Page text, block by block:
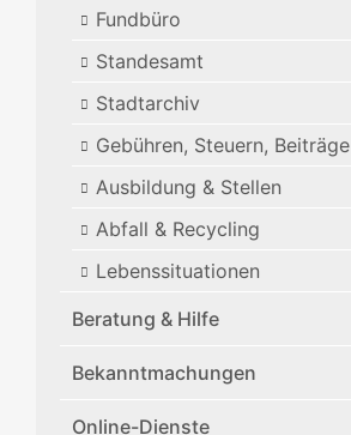
Fundbüro
Standesamt
Stadtarchiv
Gebühren, Steuern, Beiträge
Ausbildung & Stellen
Abfall & Recycling
Lebenssituationen
Beratung & Hilfe
Bekanntmachungen
Online-Dienste